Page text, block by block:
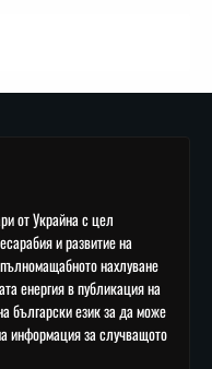
от Украйна с цел
и развитие на
нахлуване
енергия в публикация на
български език за да може
информация за случващото